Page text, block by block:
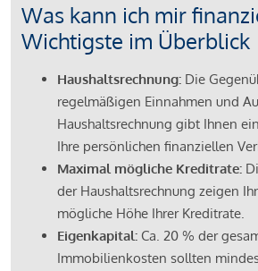
Was kann ich mir
Wichtigste im Überblick
Haushaltsrechnung: Die
regelmäßigen Einnahmen und
Haushaltsrechnung gibt Ihnen
Ihre persönlichen finanziellen
Maximal mögliche Kreditrate:
der Haushaltsrechnung zeigen
mögliche Höhe Ihrer Kreditrate.
Eigenkapital: Ca. 20 % der
Immobilienkosten sollten